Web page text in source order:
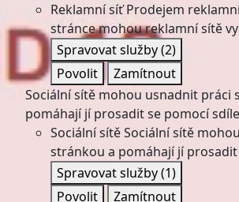
Reklamní síť Prodejem
stránce mohou reklamní sítě
Spravovat služby(2)
Povolit
Zamítnout
Sociální sítě mohou usnadnit práci
pomáhají jí prosadit se pomocí
Sociální sítěSociální sítě
stránkou a pomáhají jí
Spravovat služby(1)
Povolit
Zamítnout